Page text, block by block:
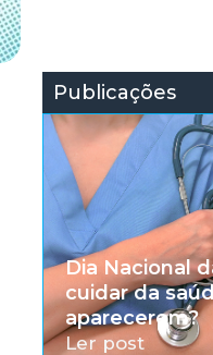
Publicações
Dia Nacional
cuidar da
aparecerem?
Ler post